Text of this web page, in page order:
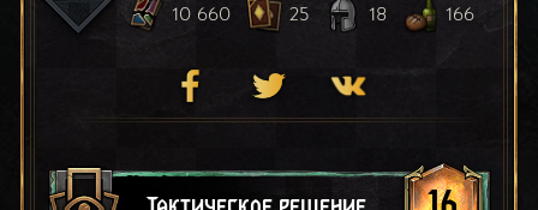
10 660 25 18 166
16